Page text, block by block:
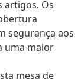
artigos. Os
segurança aos
uma maior
mesa de